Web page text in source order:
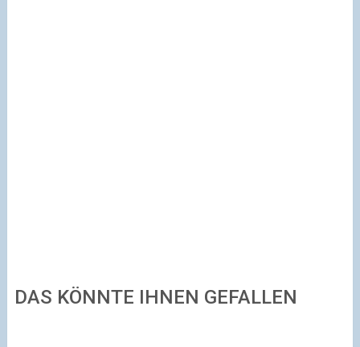
DAS KÖNNTE IHNEN GEFALLEN